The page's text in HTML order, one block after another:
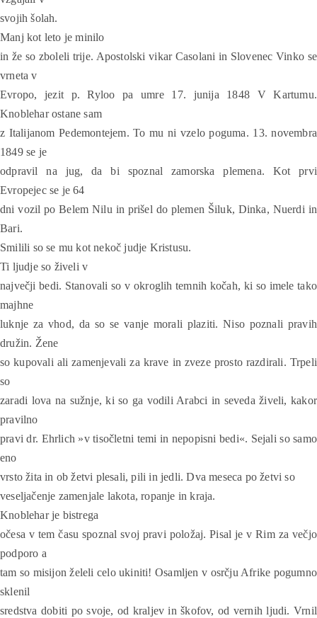
svojih šolah.
Manj kot leto je minilo
in že so zboleli trije. Apostolski vikar Casolani in Slovenec Vinko se
vrneta v
Evropo, jezit p. Ryloo pa umre 17. junija 1848 V Kartumu.
Knoblehar ostane sam
z Italijanom Pedemontejem. To mu ni vzelo poguma. 13. novembra
1849 se je
odpravil na jug, da bi spoznal zamorska plemena. Kot prvi
Evropejec se je 64
dni vozil po Belem Nilu in prišel do plemen Šiluk, Dinka, Nuerdi in
Bari.
Smilili so se mu kot nekoč judje Kristusu.
Ti ljudje so živeli v
največji bedi. Stanovali so v okroglih temnih kočah, ki so imele tako
majhne
luknje za vhod, da so se vanje morali plaziti. Niso poznali pravih
družin. Žene
so kupovali ali zamenjevali za krave in zveze prosto razdirali. Trpeli
so
zaradi lova na sužnje, ki so ga vodili Arabci in seveda živeli, kakor
pravilno
pravi dr. Ehrlich »v tisočletni temi in nepopisni bedi«. Sejali so samo
eno
vrsto žita in ob žetvi plesali, pili in jedli. Dva meseca po žetvi so
veseljačenje zamenjale lakota, ropanje in kraja.
Knoblehar je bistrega
očesa v tem času spoznal svoj pravi položaj. Pisal je v Rim za večjo
podporo a
tam so misijon želeli celo ukiniti! Osamljen v osrčju Afrike pogumno
sklenil
sredstva dobiti po svoje, od kraljev in škofov, od vernih ljudi. Vrnil